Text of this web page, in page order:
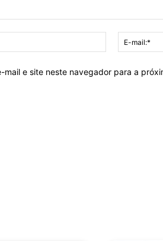
Nome:*
mail e site neste navegador para a